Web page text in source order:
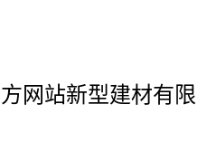
网站新型建材有限